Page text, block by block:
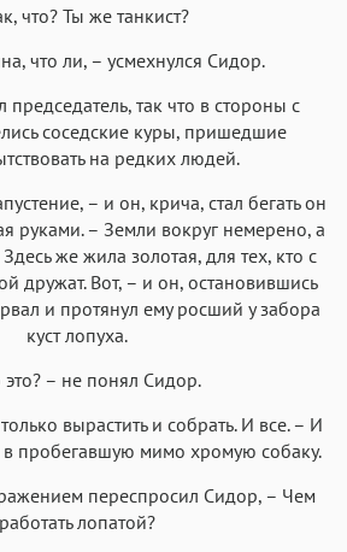
что? Ты же танкист?
что ли, – усмехнулся Сидор.
председатель, так что в стороны с
соседские куры, пришедшие
на редких людей.
– и он, крича, стал бегать он
руками. – Земли вокруг немерено, а
же жила золотая, для тех, кто с
дружат. Вот, – и он, остановившись
и протянул ему росший у забора
куст лопуха.
это? – не понял Сидор.
вырастить и собрать. И все. – И
пробегавшую мимо хромую собаку.
переспросил Сидор, – Чем
работать лопатой?